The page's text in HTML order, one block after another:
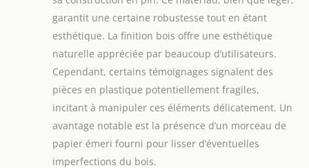
MULTIFONCTIONNEL: Peut être utilisé
comme parc ou barrière, montage très
simple, nombreuses options
d'installation flexibles grâce à un
mécanisme de pression
RECOMMANDATION D'ÂGE: Convient
aux enfants à 3 années, ne laissez
jamais votre enfant sans surveillance
dans le parc!
garantit une certaine robustesse tout en étant
esthétique. La finition bois offre une esthétique
naturelle appréciée par beaucoup d’utilisateurs.
Cependant, certains témoignages signalent des
pièces en plastique potentiellement fragiles,
incitant à manipuler ces éléments délicatement. Un
avantage notable est la présence d’un morceau de
papier émeri fourni pour lisser d’éventuelles
imperfections du bois.